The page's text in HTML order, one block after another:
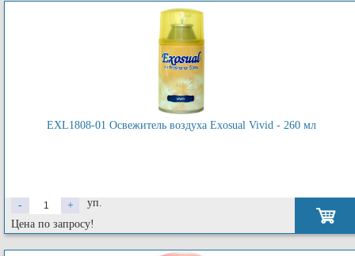
EXL1808-01 Освежитель воздуха Exosual Vivid - 260 мл
- +
уп.
Цена по запросу!